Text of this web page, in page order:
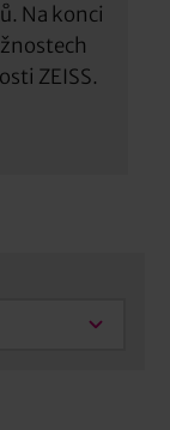
Na konci
ZEISS.